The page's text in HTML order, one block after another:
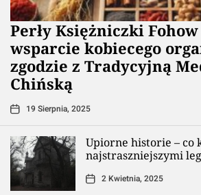
Perły Księżniczki
wsparcie kobiecego
zgodzie z Tradycyjną
Chińską
19 Sierpnia, 2025
Upiorne historie – co
najstraszniejszymi
2 Kwietnia, 2025